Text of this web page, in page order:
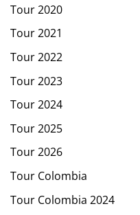
Tour 2020
Tour 2021
Tour 2022
Tour 2023
Tour 2024
Tour 2025
Tour 2026
Tour Colombia
Tour Colombia 2024